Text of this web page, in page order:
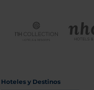
Hoteles y Destinos